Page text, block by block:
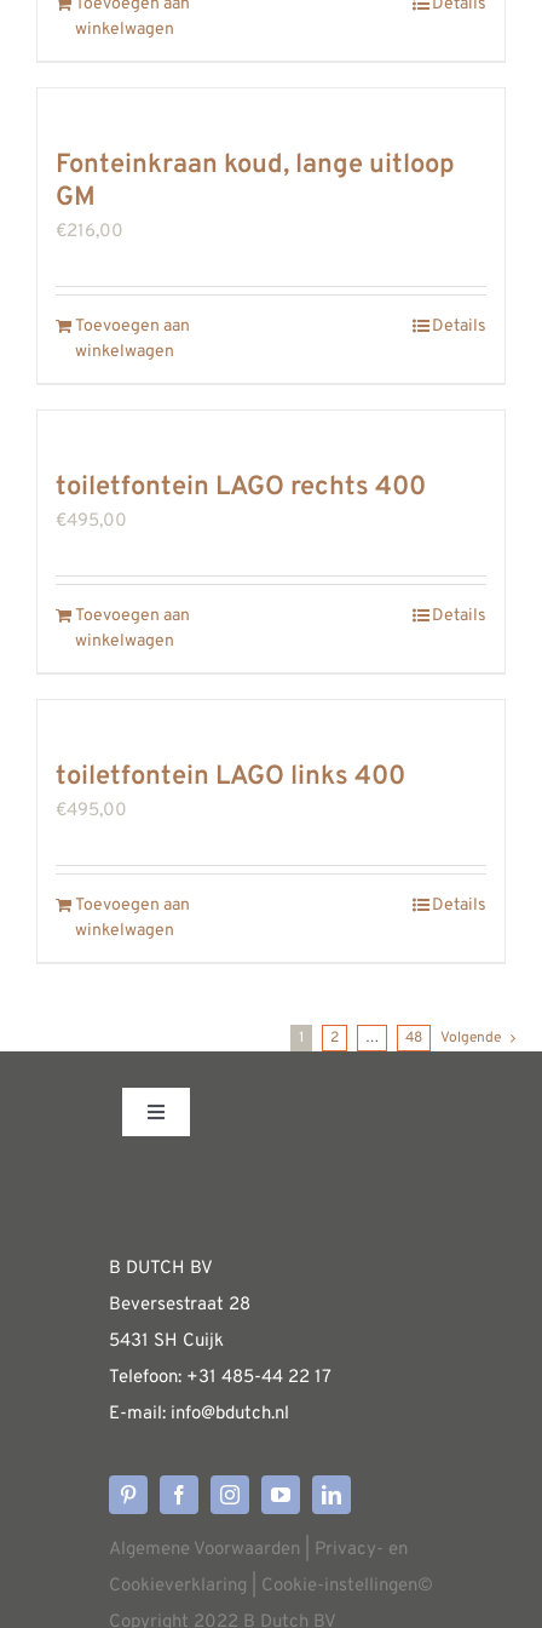
Toevoegen aan
winkelwagen
Details
Fonteinkraan koud, lange uitloop
GM
€216,00
Toevoegen aan
winkelwagen
Details
toiletfontein LAGO rechts 400
€495,00
Toevoegen aan
winkelwagen
Details
toiletfontein LAGO links 400
€495,00
Toevoegen aan
winkelwagen
Details
1 2 … 48 Volgende
Toggle
WEBSHOP
Algemene informatie &
Verzendkosten
Levertijden
Aflevering
B DUTCH BV
Beversestraat 28
5431 SH Cuijk
Telefoon: +31 485-44 22 17
E-mail: info@bdutch.nl
Algemene Voorwaarden
Privacy- en
Cookieverklaring
Cookie-instellingen©
Copyright 2022 B Dutch BV